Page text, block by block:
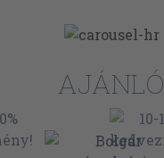
AJÁNLÓ